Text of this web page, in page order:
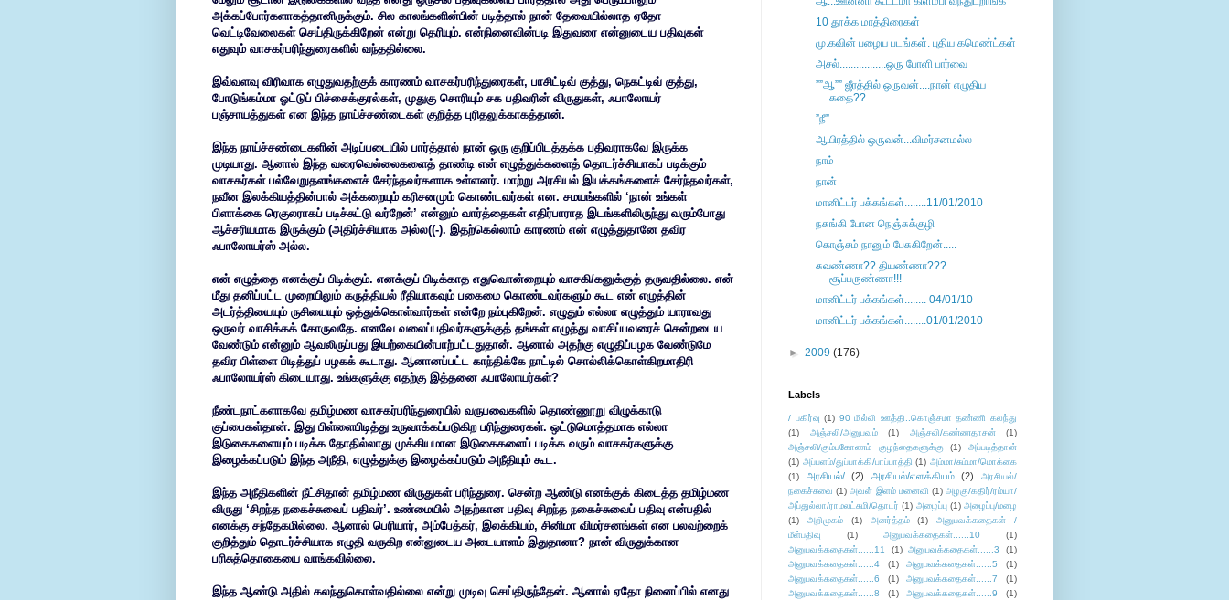
அக்கப்போர்களாகத்தானிருக்கும். சில காலங்களின்பின் படித்தால் நான் தேவையில்லாத ஏதோ
வெட்டிவேலைகள் செய்திருக்கிறேன் என்று தெரியும். என்நினைவின்படி இதுவரை என்னுடைய பதிவுகள்
எதுவும் வாசகர்பரிந்துரைகளில் வந்ததில்லை.
இவ்வளவு விரிவாக எழுதுவதற்குக் காரணம் வாசகர்பரிந்துரைகள், பாசிட்டிவ் குத்து, நெகட்டிவ் குத்து,
போடுங்கம்மா ஓட்டுப் பிச்சைக்குரல்கள், முதுகு சொரியும் சக பதிவரின் விருதுகள், ஃபாலோயர்
பஞ்சாயத்துகள் என இந்த நாய்ச்சண்டைகள் குறித்த புரிதலுக்காகத்தான்.
இந்த நாய்ச்சண்டைகளின் அடிப்படையில் பார்த்தால் நான் ஒரு குறிப்பிடத்தக்க பதிவராகவே இருக்க
முடியாது. ஆனால் இந்த வரைவெல்லைகளைத் தாண்டி என் எழுத்துக்களைத் தொடர்ச்சியாகப் படிக்கும்
வாசகர்கள் பல்வேறுதளங்களைச் சேர்ந்தவர்களாக உள்ளனர். மாற்று அரசியல் இயக்கங்களைச் சேர்ந்தவர்கள்,
நவீன இலக்கியத்தின்பால் அக்கறையும் கரிசனமும் கொண்டவர்கள் என. சமயங்களில் ‘நான் உங்கள்
பிளாக்கை ரெகுலராகப் படிச்சுட்டு வர்றேன்’ என்னும் வார்த்தைகள் எதிர்பாராத இடங்களிலிருந்து வரும்போது
ஆச்சரியமாக இருக்கும் (அதிர்ச்சியாக அல்ல((-). இதற்கெல்லாம் காரணம் என் எழுத்துதானே தவிர
ஃபாலோயர்ஸ் அல்ல.
என் எழுத்தை எனக்குப் பிடிக்கும். எனக்குப் பிடிக்காத எதுவொன்றையும் வாசகி/கனுக்குத் தருவதில்லை. என்
மீது தனிப்பட்ட முறையிலும் கருத்தியல் ரீதியாகவும் பகைமை கொண்டவர்களும் கூட என் எழுத்தின்
அடர்த்தியையும் ருசியையும் ஒத்துக்கொள்வார்கள் என்றே நம்புகிறேன். எழுதும் எல்லா எழுத்தும் யாராவது
ஒருவர் வாசிக்கக் கோருவதே. எனவே வலைப்பதிவர்களுக்குத் தங்கள் எழுத்து வாசிப்பவரைச் சென்றடைய
வேண்டும் என்னும் ஆவலிருப்பது இயற்கையின்பாற்பட்டதுதான். ஆனால் அதற்கு எழுதிப்பழக வேண்டுமே
தவிர பிள்ளை பிடித்துப் பழகக் கூடாது. ஆனானப்பட்ட காந்திக்கே நாட்டில் சொல்லிக்கொள்கிறமாதிரி
ஃபாலோயர்ஸ் கிடையாது. உங்களுக்கு எதற்கு இத்தனை ஃபாலோயர்கள்?
நீண்டநாட்களாகவே தமிழ்மண வாசகர்பரிந்துரையில் வருபவைகளில் தொண்ணூறு விழுக்காடு
குப்பைகள்தான். இது பிள்ளைபிடித்து உருவாக்கப்படுகிற பரிந்துரைகள். ஒட்டுமொத்தமாக எல்லா
இடுகைகளையும் படிக்க தோதில்லாது முக்கியமான இடுகைகளைப் படிக்க வரும் வாசகர்களுக்கு
இழைக்கப்படும் இந்த அநீதி, எழுத்துக்கு இழைக்கப்படும் அநீதியும் கூட.
இந்த அநீதிகளின் நீட்சிதான் தமிழ்மண விருதுகள் பரிந்துரை. சென்ற ஆண்டு எனக்குக் கிடைத்த தமிழ்மண
விருது ‘சிறந்த நகைச்சுவைப் பதிவர்’. உண்மையில் அதற்கான பதிவு சிறந்த நகைச்சுவைப் பதிவு என்பதில்
எனக்கு சந்தேகமில்லை. ஆனால் பெரியார், அம்பேத்கர், இலக்கியம், சினிமா விமர்சனங்கள் என பலவற்றைக்
குறித்தும் தொடர்ச்சியாக எழுதி வருகிற என்னுடைய அடையாளம் இதுதானா? நான் விருதுக்கான
பரிசுத்தொகையை வாங்கவில்லை.
இந்த ஆண்டு அதில் கலந்துகொள்வதில்லை என்று முடிவு செய்திருந்தேன். ஆனால் ஏதோ நினைப்பில் எனது
10 தூக்க மாத்திரைகள்
மு.கவின் பழைய படங்கள். புதிய கமெண்ட்கள்
அசல்.................ஒரு போளி பார்வை
””ஆ”” ஜீரத்தில் ஒருவன்....நான் எழுதிய
கதை??
”நீ”
ஆயிரத்தில் ஒருவன்...விமர்சனமல்ல
நாம்
நான்
மானிட்டர் பக்கங்கள்........11/01/2010
நசுங்கி போன நெஞ்சுக்குழி
கொஞ்சம் நானும் பேசுகிறேன்.....
சுவண்ணா?? தியண்ணா???
சூப்பருண்ணா!!!
மானிட்டர் பக்கங்கள்........ 04/01/10
மானிட்டர் பக்கங்கள்........01/01/2010
► 2009 (176)
Labels
/ பகிர்வு (1) 90 மில்லி ஊத்தி..கொஞ்சமா தண்ணி கலந்து
(1)
அஞ்சலி/அனுபவம் (1) அஞ்சலி/கண்ணதாசன்
(1)
அஞ்சலி/கும்பகோணம் குழந்தைகளுக்கு
(1)
அப்படித்தான்
(1) அப்பளம்/துப்பாக்கி/பாப்பாத்தி (1) அம்மா/சும்மா/மொக்கை
(1)
அரசியல்/ (2) அரசியல்/எளக்கியம் (2)
அரசியல்/
நகைச்சுவை (1) அவள் இளம் மனைவி (1) அழகு/கதிர்/ரம்யா/
அப்துல்லா/ராமலட்சுமி/தொடர் (1) அழைப்பு (1) அழைப்பு/மழை
(1)
அறிமுகம் (1) அனர்த்தம் (1)
அனுபவக்கதைகள் /
மீள்பதிவு
(1) அனுபவக்கதைகள்......10
(1)
அனுபவக்கதைகள்......11
(1) அனுபவக்கதைகள்......3
(1)
அனுபவக்கதைகள்......4
(1) அனுபவக்கதைகள்......5
(1)
அனுபவக்கதைகள்......6
(1) அனுபவக்கதைகள்......7
(1)
அனுபவக்கதைகள்......8
(1) அனுபவக்கதைகள்......9
(1)